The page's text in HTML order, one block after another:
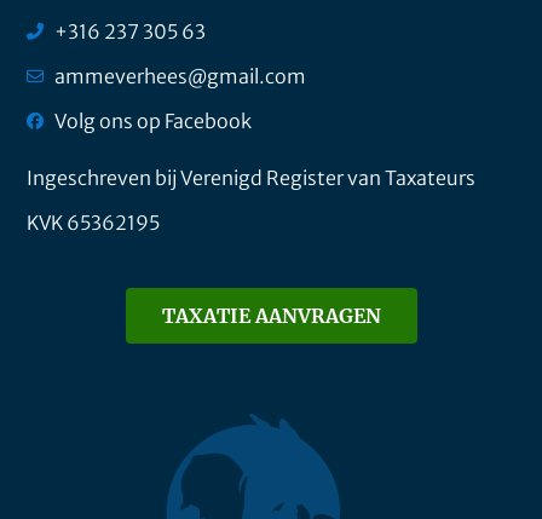
+316 237 305 63
ammeverhees@gmail.com
Volg ons op Facebook
Ingeschreven bij Verenigd Register van Taxateurs
KVK 65362195
TAXATIE AANVRAGEN